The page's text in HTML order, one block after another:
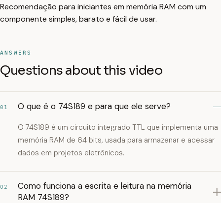
Recomendação para iniciantes em memória RAM com um
componente simples, barato e fácil de usar.
ANSWERS
Questions about this video
01 O que é o 74S189 e para que ele serve?
O 74S189 é um circuito integrado TTL que implementa uma
memória RAM de 64 bits, usada para armazenar e acessar
dados em projetos eletrônicos.
02
Como funciona a escrita e leitura na memória
RAM 74S189?